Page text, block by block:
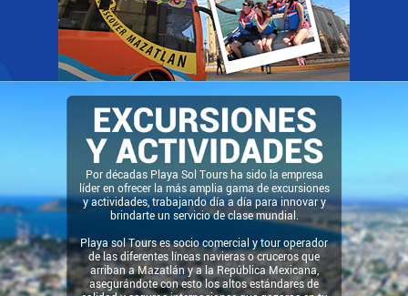
Por décadas Playa Sol Tours ha sido la empresa
líder en ofrecer la más amplia gama de excursiones
y actividades, trabajando día a día para innovar y
brindarte un servicio de clase mundial.
Playa sol Tours es socio comercial y tour operador
de las diferentes líneas navieras o cruceros que
arriban a Mazatlán y a la República Mexicana,
asegurándote con esto los altos estándares de